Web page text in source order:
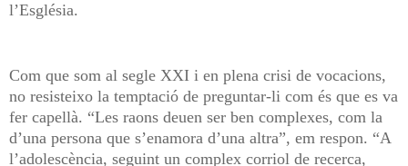
l’Església.
Com que som al segle XXI i en plena crisi de vocacions,
no resisteixo la temptació de preguntar-li com és que es va
fer capellà. “Les raons deuen ser ben complexes, com la
d’una persona que s’enamora d’una altra”, em respon. “A
l’adolescència, seguint un complex corriol de recerca,